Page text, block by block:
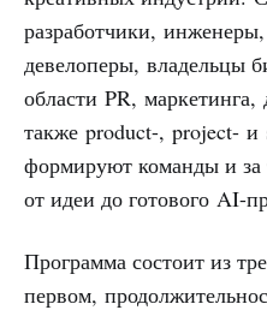
разработчики,
девелоперы, владельцы
области PR, маркетинга,
также product-, project-
формируют команды и за
от идеи до готового AI-
Программа состоит из
первом,